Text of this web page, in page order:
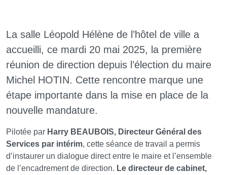
La salle Léopold Hélène de l’hôtel de ville a
accueilli, ce mardi 20 mai 2025, la première
réunion de direction depuis l’élection du maire
Michel HOTIN. Cette rencontre marque une
étape importante dans la mise en place de la
nouvelle mandature.
Pilotée par Harry BEAUBOIS, Directeur Général des
Services par intérim, cette séance de travail a permis
d’instaurer un dialogue direct entre le maire et l’ensemble
de l’encadrement de direction. Le directeur de cabinet,